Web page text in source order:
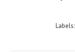
Labels: